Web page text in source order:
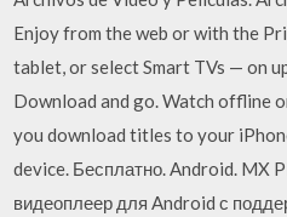
Enjoy from the web or with the
tablet, or select Smart TVs — on
Download and go. Watch offline
you download titles to your
device. Бесплатно. Android. MX
видеоплеер для Android с